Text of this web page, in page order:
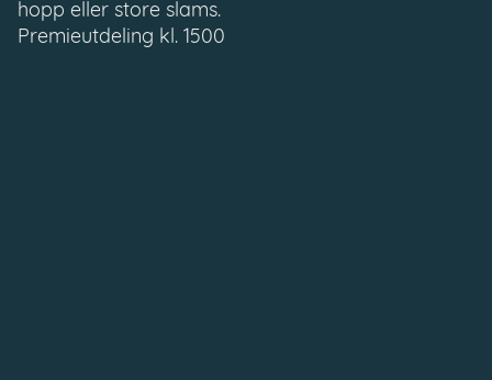
hopp eller store slams.
Premieutdeling kl. 1500